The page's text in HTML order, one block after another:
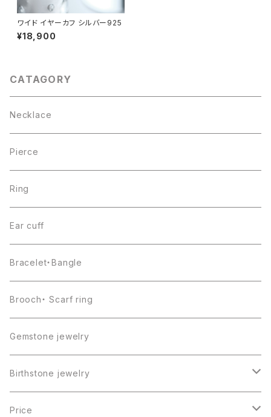
ワイド イヤーカフ シルバー925
¥18,900
CATAGORY
Necklace
Pierce
Ring
Ear cuff
Bracelet・Bangle
Brooch・ Scarf ring
Gemstone jewelry
Birthstone jewelry
１月・ガーネット
Price